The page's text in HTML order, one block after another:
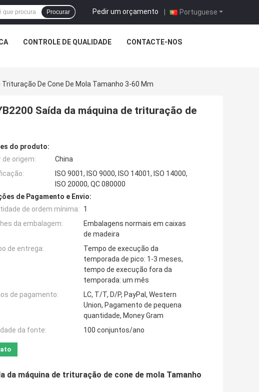
Portuguese
Pedir um orçamento |
Procurar
CONTROLE DE QUALIDADE CONTACTE-NOS
De Cone De Mola Tamanho 3-60 Mm
Saída da máquina de trituração de
do produto:
de origem:
China
ISO 9001, ISO 9000, ISO 14001, ISO 14000,
ISO 20000, QC 080000
de Pagamento e Envio:
de ordem mínima:
1
da embalagem:
Embalagens normais em caixas
de madeira
de entrega:
Tempo de execução da
temporada de pico: 1-3 meses,
tempo de execução fora da
temporada: um mês
de pagamento:
LC, T/T, D/P, PayPal, Western
Union, Pagamento de pequena
quantidade, Money Gram
da fonte:
100 conjuntos/ano
da máquina de trituração de cone de mola Tamanho